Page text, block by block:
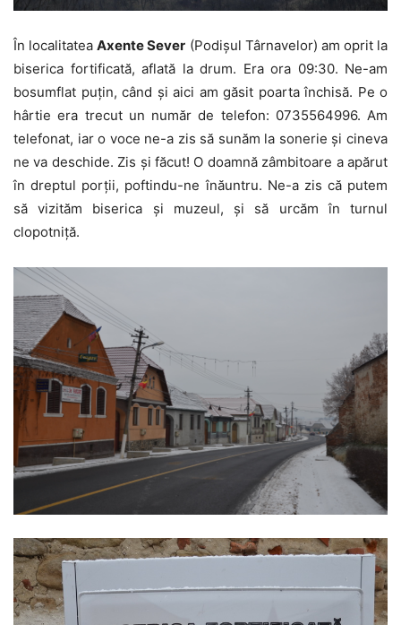
În localitateaAxente Sever (Podişul Târnavelor) am oprit la
biserica fortificată, aflată la drum. Era ora 09:30. Ne-am
bosumflat puţin, când şi aici am găsit poarta închisă. Pe o
hârtie era trecut un număr de telefon: 0735564996. Am
telefonat, iar o voce ne-a zis să sunăm la sonerie şi cineva
ne va deschide. Zis şi făcut! O doamnă zâmbitoare a apărut
în dreptul porţii, poftindu-ne înăuntru. Ne-a zis că putem
să vizităm biserica şi muzeul, şi să urcăm în turnul
clopotniţă.